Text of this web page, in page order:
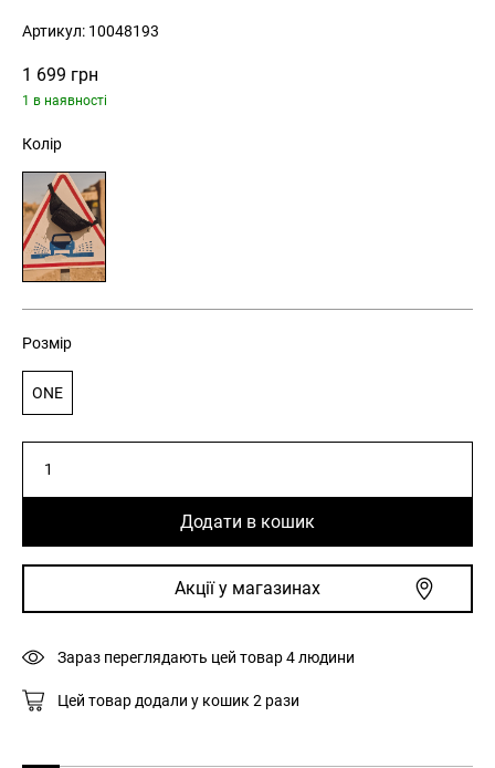
1 699 грн
1 в наявності
Артикул: 10048193
Колір
Розмір
ONE
бананка
чоловіча
WANDER
256
кількість
Додати в кошик
Акції у магазинах
Зараз переглядають цей товар4людини
Цей товар додали у кошик 2 рази